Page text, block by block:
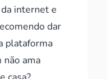
internet e
dar
plataforma
não ama